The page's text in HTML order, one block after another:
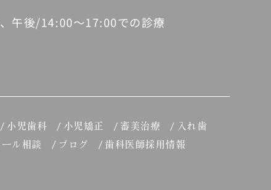
午後/14:00～17:00での診療
小児歯科 小児矯正 審美治療
入れ歯
ル相談 ブログ
歯科医師採用情報